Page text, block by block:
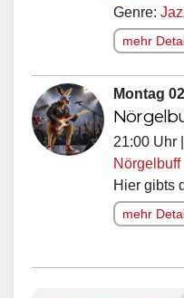
Genre:
mehr
Montag
21:00 Uhr |
Nörgelbuff
Hier gibts
mehr